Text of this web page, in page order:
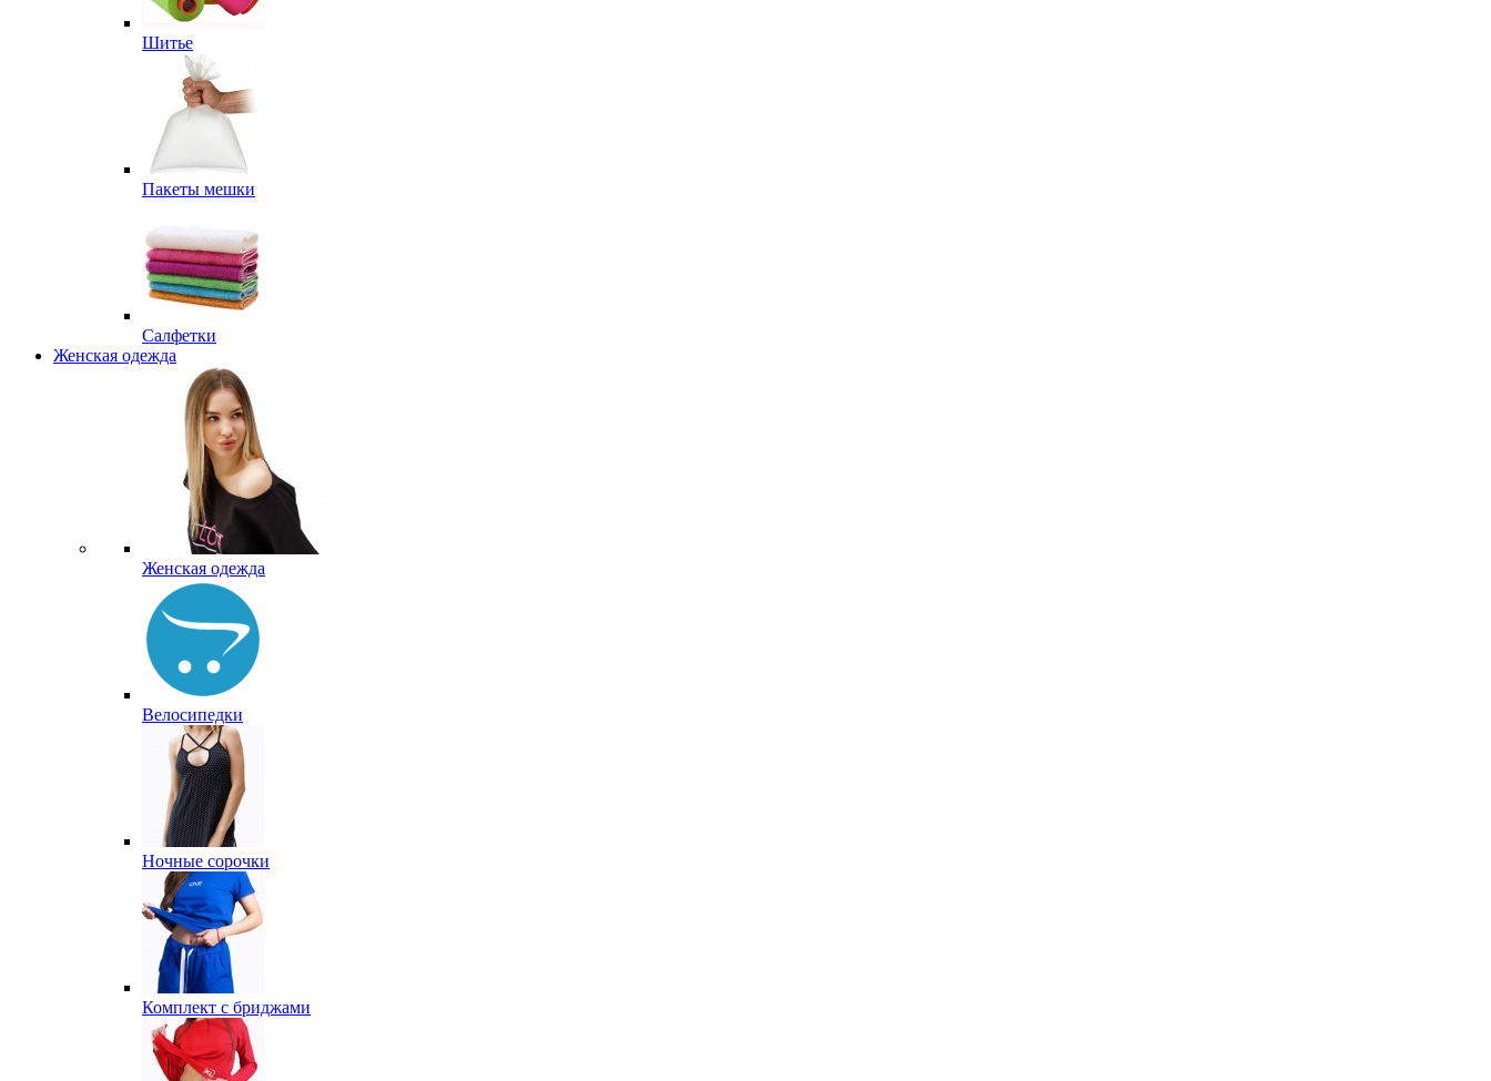
Шитье
Пакеты мешки
Салфетки
Женская одежда
Женская одежда
Велосипедки
Ночные сорочки
Комплект с бриджами